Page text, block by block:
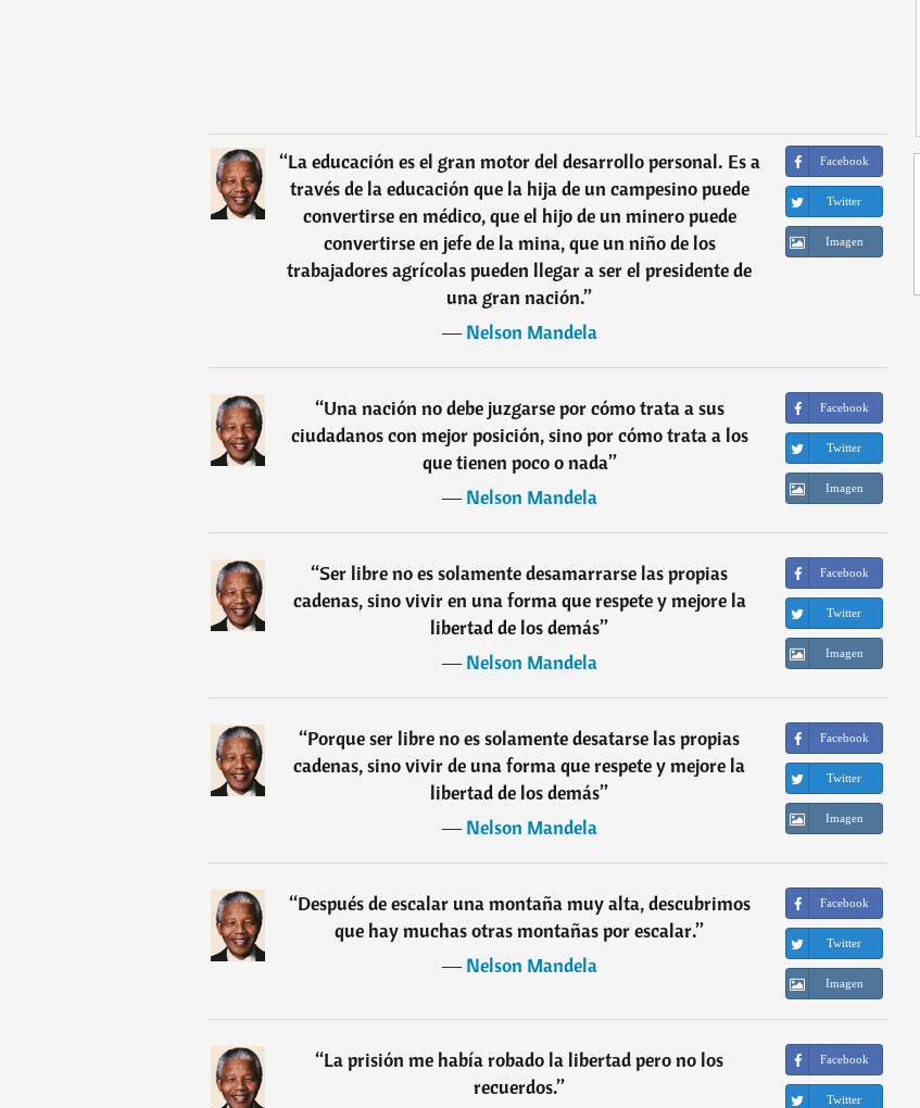
“La educación es el gran motor del desarrollo personal. Es a
través de la educación que la hija de un campesino puede
convertirse en médico, que el hijo de un minero puede
convertirse en jefe de la mina, que un niño de los
trabajadores agrícolas pueden llegar a ser el presidente de
una gran nación.”
―Nelson Mandela
Facebook
Twitter
Imagen
“Una nación no debe juzgarse por cómo trata a sus
ciudadanos con mejor posición, sino por cómo trata a los
que tienen poco o nada”
―Nelson Mandela
Facebook
Twitter
Imagen
“Ser libre no es solamente desamarrarse las propias
cadenas, sino vivir en una forma que respete y mejore la
libertad de los demás”
―Nelson Mandela
Facebook
Twitter
Imagen
“Porque ser libre no es solamente desatarse las propias
cadenas, sino vivir de una forma que respete y mejore la
libertad de los demás”
―Nelson Mandela
Facebook
Twitter
Imagen
“Después de escalar una montaña muy alta, descubrimos
que hay muchas otras montañas por escalar.”
―Nelson Mandela
Facebook
Twitter
Imagen
“La prisión me había robado la libertad pero no los
recuerdos.”
Facebook
Twitter